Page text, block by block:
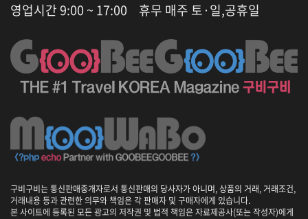
영업시간 9:00 ~ 17:00 휴무 매주 토·일,공휴일
구비구비는 통신판매중개자로서 통신판매의 당사자가 아니며, 상품의 거래, 거래조건,
거래내용 등과 관련한 의무와 책임은 각 판매자 및 구매자에게 있습니다.
본 사이트에 등록된 모든 광고의 저작권 및 법적 책임은 자료제공사(또는 작성자)에게